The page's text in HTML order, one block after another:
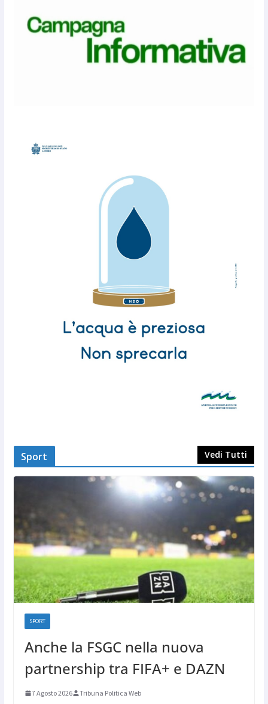
Sport Vedi Tutti
SPORT
Anche la FSGC nella nuova
partnership tra FIFA+ e DAZN
7 Agosto 2026 Tribuna Politica Web